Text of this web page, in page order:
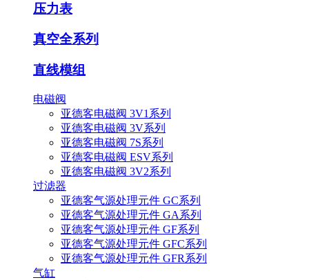
压力表
真空全系列
直线模组
电磁阀
亚德客电磁阀 3V1系列
亚德客电磁阀 3V系列
亚德客电磁阀 7S系列
亚德客电磁阀 ESV系列
亚德客电磁阀 3V2系列
过滤器
亚德客气源处理元件 GC系列
亚德客气源处理元件 GA系列
亚德客气源处理元件 GF系列
亚德客气源处理元件 GFC系列
亚德客气源处理元件 GFR系列
气缸